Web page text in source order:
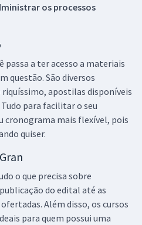
os processos
passa a ter acesso a materiais
questão. São diversos
apostilas disponíveis
para facilitar o seu
cronograma mais flexível, pois
quiser.
o que precisa sobre
do edital até as
Além disso, os cursos
para quem possui uma